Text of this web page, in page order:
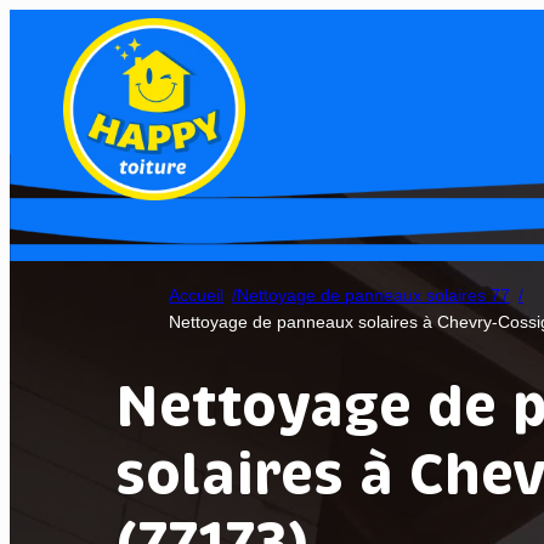
Accueil
Nettoyage de panneaux solaires 77
Nettoyage de panneaux solaires à Chevry-
Nettoyage de
solaires à